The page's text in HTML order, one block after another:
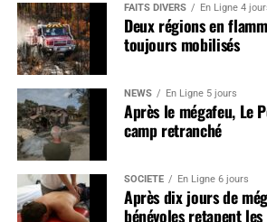
FAITS DIVERS En Ligne 4
Deux régions en
toujours mobilisés
NEWS En Ligne 5 jours
Après le mégafeu, Le
camp retranché
SOCIÉTÉ En Ligne 6 jours
Après dix jours de
bénévoles retapent